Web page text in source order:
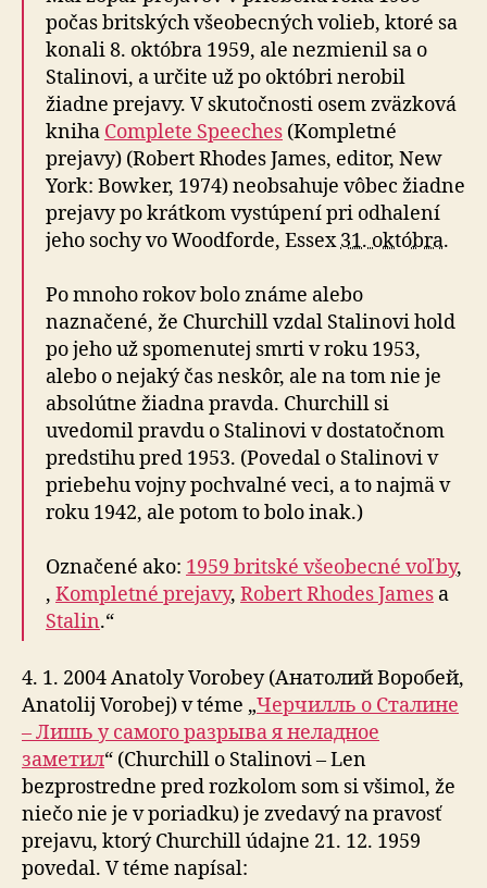
počas britských všeobecných volieb, ktoré sa
konali 8. októbra 1959, ale nezmienil sa o
Stalinovi, a určite už po októbri nerobil
žiadne prejavy. V skutočnosti osem zväzková
kniha Complete Speeches (Kompletné
prejavy) (Robert Rhodes James, editor, New
York: Bowker, 1974) neobsahuje vôbec žiadne
prejavy po krátkom vystúpení pri odhalení
jeho sochy vo Woodforde, Essex31. októbra.
Po mnoho rokov bolo známe alebo
naznačené, že Churchill vzdal Stalinovi hold
po jeho už spomenutej smrti v roku 1953,
alebo o nejaký čas neskôr, ale na tom nie je
absolútne žiadna pravda. Churchill si
uvedomil pravdu o Stalinovi v dostatočnom
predstihu pred 1953. (Povedal o Stalinovi v
priebehu vojny pochvalné veci, a to najmä v
roku 1942, ale potom to bolo inak.)
Označené ako: 1959 britské všeobecné voľby,
, Kompletné prejavy, Robert Rhodes James a
Stalin.“
4. 1. 2004 Anatoly Vorobey (Анатолий Воробей,
Anatolij Vorobej) v téme „Черчилль о Сталине
– Лишь у самого разрыва я неладное
заметил“ (Churchill o Stalinovi – Len
bezprostredne pred rozkolom som si všimol, že
niečo nie je v poriadku) je zvedavý na pravosť
prejavu, ktorý Churchill údajne 21. 12. 1959
povedal. V téme napísal: